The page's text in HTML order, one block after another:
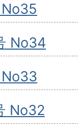
No34
No32